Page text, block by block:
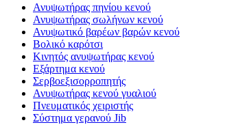
Ανυψωτήρας πηνίου κενού
Ανυψωτήρας σωλήνων κενού
Ανυψωτικό βαρέων βαρών κενού
Βολικό καρότσι
Κινητός ανυψωτήρας κενού
Εξάρτημα κενού
Σερβοεξισορροπητής
Ανυψωτήρας κενού γυαλιού
Πνευματικός χειριστής
Σύστημα γερανού Jib